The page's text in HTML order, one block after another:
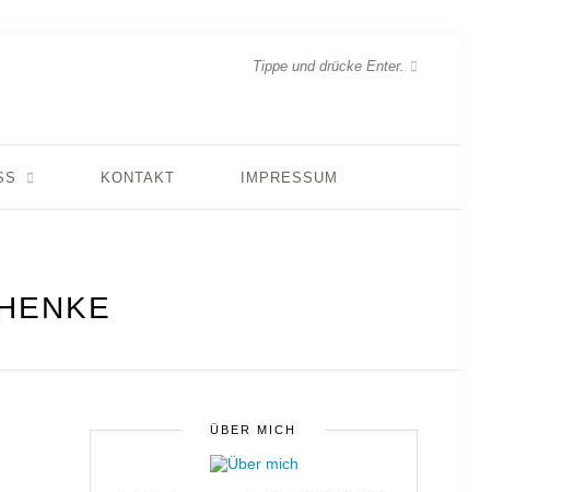
KONTAKT IMPRESSUM
ÜBER MICH